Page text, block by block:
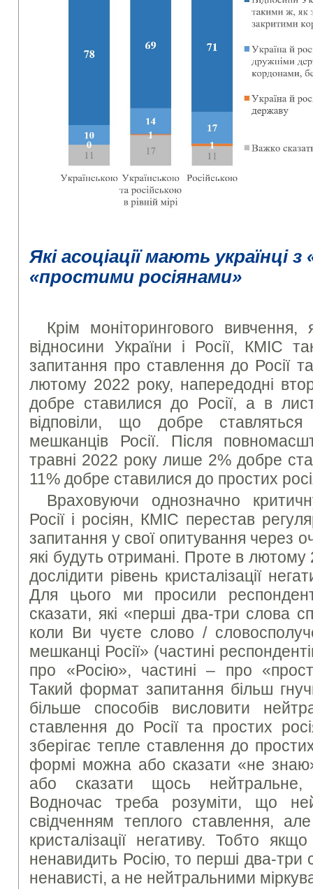
Які асоціації мають українці
«простими росіянами»
Крім моніторингового вивчення,
відносини України і Росії, КМІС
запитання про ставлення до Росії
лютому 2022 року, напередодні
добре ставилися до Росії, а в
відповіли, що добре
мешканців Росії. Після
травні 2022 року лише 2% добре
11% добре ставилися до простих
Враховуючи однозначно
Росії і росіян, КМІС перестав
запитання у свої опитування через
які будуть отримані. Проте в
дослідити рівень кристалізації
Для цього ми просили
сказати, які «перші два-три слова
коли Ви чуєте слово /
мешканці Росії» (частині
про «Росію», частині – про
Такий формат запитання більш
більше способів висловити
ставлення до Росії та простих
зберігає тепле ставлення до
формі можна або сказати «не
або сказати щось нейтральне,
Водночас треба розуміти, що
свідченням теплого ставлення,
кристалізації негативу. Тобто
ненавидить Росію, то перші два-три
ненависті, а не нейтральними